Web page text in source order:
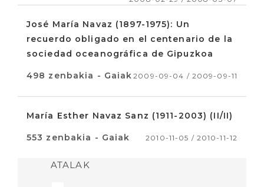
José María Navaz (1897-1975): Un
recuerdo obligado en el centenario de la
sociedad oceanográfica de Gipuzkoa
498 zenbakia - Gaiak 2009-09-04 / 2009-09-11
María Esther Navaz Sanz (1911-2003) (II/II)
553 zenbakia - Gaiak 2010-11-05 / 2010-11-12
ATALAK